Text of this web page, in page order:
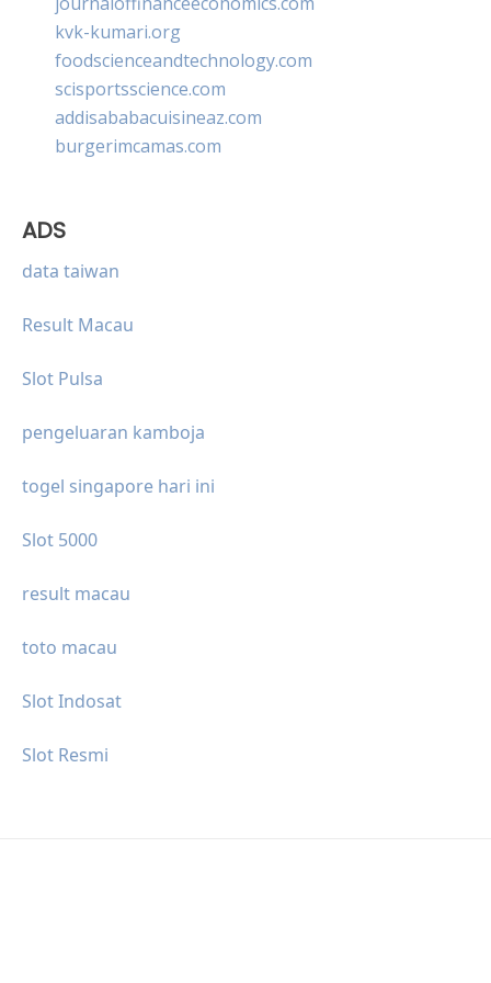
kvk-kumari.org
foodscienceandtechnology.com
scisportsscience.com
addisababacuisineaz.com
burgerimcamas.com
ADS
data taiwan
Result Macau
Slot Pulsa
pengeluaran kamboja
togel singapore hari ini
Slot 5000
result macau
toto macau
Slot Indosat
Slot Resmi